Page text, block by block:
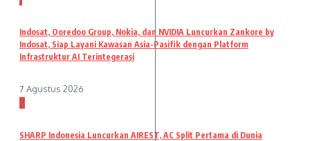
Indosat, Ooredoo Group, Nokia, dan NVIDIA Luncurkan Zankore by
Indosat, Siap Layani Kawasan Asia-Pasifik dengan Platform
Infrastruktur AI Terintegerasi
7 Agustus 2026
2
SHARP Indonesia Luncurkan AIREST, AC Split Pertama di Dunia